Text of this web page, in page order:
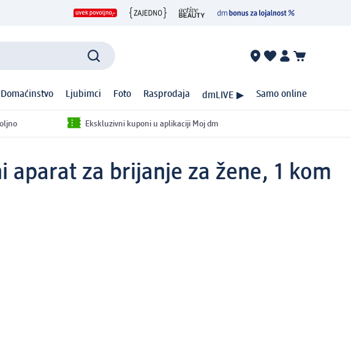
Domaćinstvo Ljubimci Foto Rasprodaja dmLIVE ▶ Samo online
Ekskluzivni kuponi u aplikaciji Moj dm
aparat za brijanje za žene, 1 kom